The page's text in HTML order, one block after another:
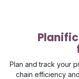
Plan and track your
chain efficiency